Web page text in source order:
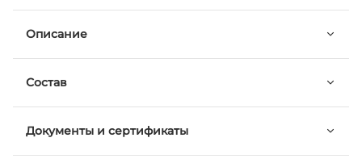
Описание
Состав
Документы и сертификаты